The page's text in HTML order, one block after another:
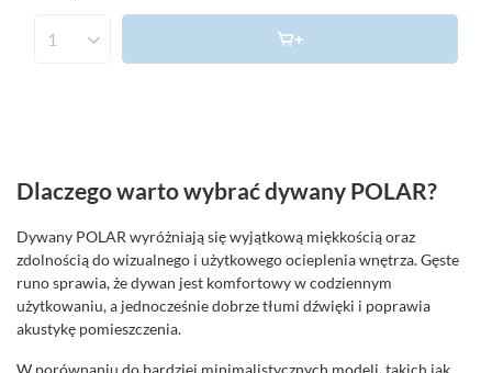
Dlaczego warto wybrać dywany POLAR?
Dywany POLAR wyróżniają się wyjątkową miękkością oraz
zdolnością do wizualnego i użytkowego ocieplenia wnętrza. Gęste
runo sprawia, że dywan jest komfortowy w codziennym
użytkowaniu, a jednocześnie dobrze tłumi dźwięki i poprawia
akustykę pomieszczenia.